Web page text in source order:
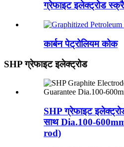
ग्रेफाइट इलेक्ट्रोड
कार्बन पेट्रोलियम कोक
SHP ग्रेफाइट इलेक्ट्रोड
SHP ग्रेफाइट
साथ Dia.100-
rod)